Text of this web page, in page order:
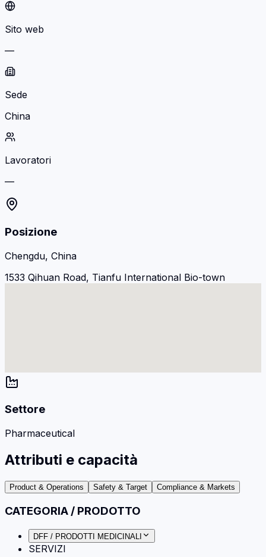
Sito web
—
Sede
China
Lavoratori
—
Posizione
Chengdu, China
1533 Qihuan Road, Tianfu International Bio-town
Settore
Pharmaceutical
Attributi e capacità
Product & Operations Safety & Target Compliance & Markets
CATEGORIA / PRODOTTO
DFF / PRODOTTI MEDICINALI
SERVIZI